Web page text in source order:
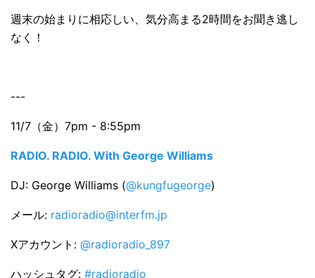
週末の始まりに相応しい、気分高まる2時間をお聞き逃し
なく！
---
11/7（金）7pm - 8:55pm
RADIO. RADIO. With George Williams
DJ: George Williams (@kungfugeorge)
メール: radioradio@interfm.jp
Xアカウント: @radioradio_897
ハッシュタグ: #radioradio